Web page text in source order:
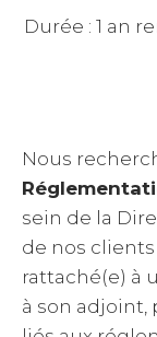
Durée : 1 an
Nous
sein de la
de nos clients
rattaché(e) à
à son adjoint,